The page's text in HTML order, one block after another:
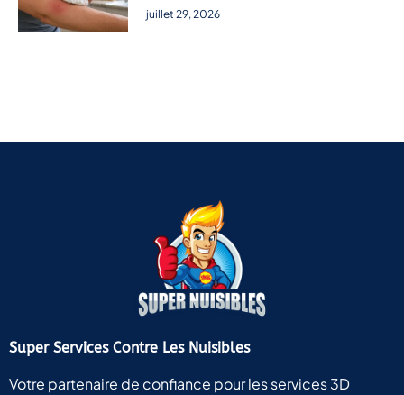
juillet 29, 2026
Super Services Contre Les Nuisibles
Votre partenaire de confiance pour les services 3D